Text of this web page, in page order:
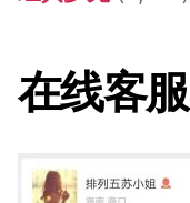
在线客服